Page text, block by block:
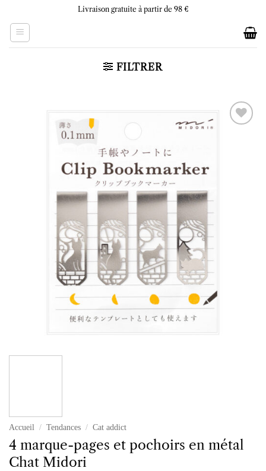
content
Livraison gratuite à partir de 98 €
FILTRER
Accueil / Tendances / Cat addict
4 marque-pages et pochoirs en métal
Chat Midori